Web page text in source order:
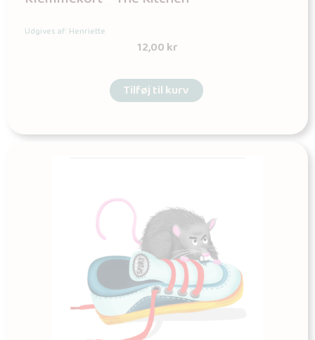
Udgives af: Henriette
12,00kr
Tilføj til kurv